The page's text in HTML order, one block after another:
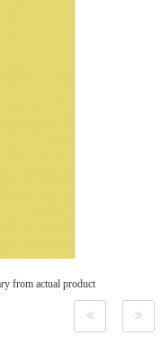
from actual product